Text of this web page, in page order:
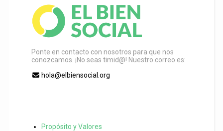
Ponte en contacto con nosotros para que nos
conozcamos. ¡No seas timid@! Nuestro correo es:
hola@elbiensocial.org
Propósito y Valores